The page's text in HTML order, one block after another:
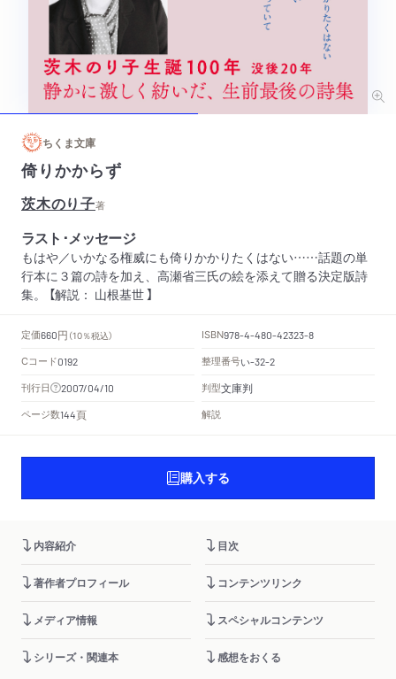
ちくま文庫
倚りかからず
茨木のり子著
ラスト･メッセージ
もはや／いかなる権威にも倚りかかりたくはない……話題の単
行本に３篇の詩を加え、高瀬省三氏の絵を添えて贈る決定版詩
集。 【解説： 山根基世 】
定価660円 （10％税込） ISBN978-4-480-42323-8
Cコード0192 整理番号い-32-2
刊行日 2007/04/10 判型文庫判
ページ数144頁 解説
購入する
内容紹介 目次
著作者プロフィール コンテンツリンク
メディア情報 スペシャルコンテンツ
シリーズ・関連本 感想をおくる